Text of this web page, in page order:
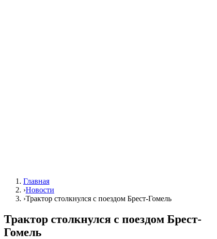
Главная
›Новости
›Трактор столкнулся с поездом Брест-Гомель
Трактор столкнулся с поездом Брест-
Гомель